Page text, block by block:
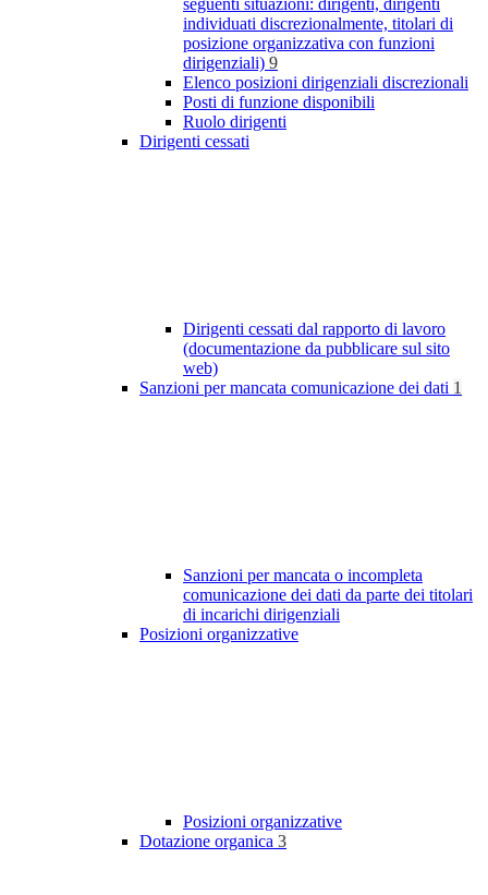
seguenti situazioni: dirigenti, dirigenti
individuati discrezionalmente, titolari di
posizione organizzativa con funzioni
dirigenziali) 9
Elenco posizioni dirigenziali discrezionali
Posti di funzione disponibili
Ruolo dirigenti
Dirigenti cessati
Dirigenti cessati dal rapporto di lavoro
(documentazione da pubblicare sul sito
web)
Sanzioni per mancata comunicazione dei dati 1
Sanzioni per mancata o incompleta
comunicazione dei dati da parte dei titolari
di incarichi dirigenziali
Posizioni organizzative
Posizioni organizzative
Dotazione organica 3